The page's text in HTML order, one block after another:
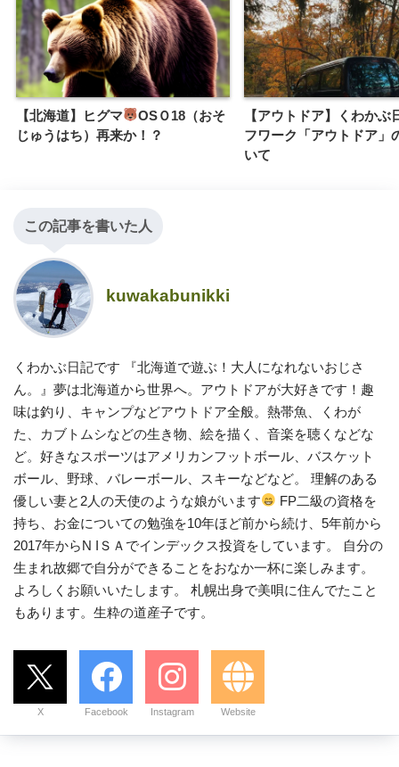
【北海道】ヒグマ
OSＯ18（おそ
じゅうはち）再来か！？
【アウトドア】くわかぶ
フワーク「アウトドア」
いて
この記事を書いた人
kuwakabunikki
くわかぶ日記です 『北海道で遊ぶ！大人になれないおじさ
ん。』夢は北海道から世界へ。アウトドアが大好きです！趣
味は釣り、キャンプなどアウトドア全般。熱帯魚、くわが
た、カブトムシなどの生き物、絵を描く、音楽を聴くなどな
ど。好きなスポーツはアメリカンフットボール、バスケット
ボール、野球、バレーボール、スキーなどなど。 理解のある
優しい妻と2人の天使のような娘がいます
FP二級の資格を
持ち、お金についての勉強を10年ほど前から続け、5年前から
2017年からN IＳＡでインデックス投資をしています。 自分の
生まれ故郷で自分ができることをおなか一杯に楽しみます。
よろしくお願いいたします。 札幌出身で美唄に住んでたこと
もあります。生粋の道産子です。
X Facebook Instagram Website